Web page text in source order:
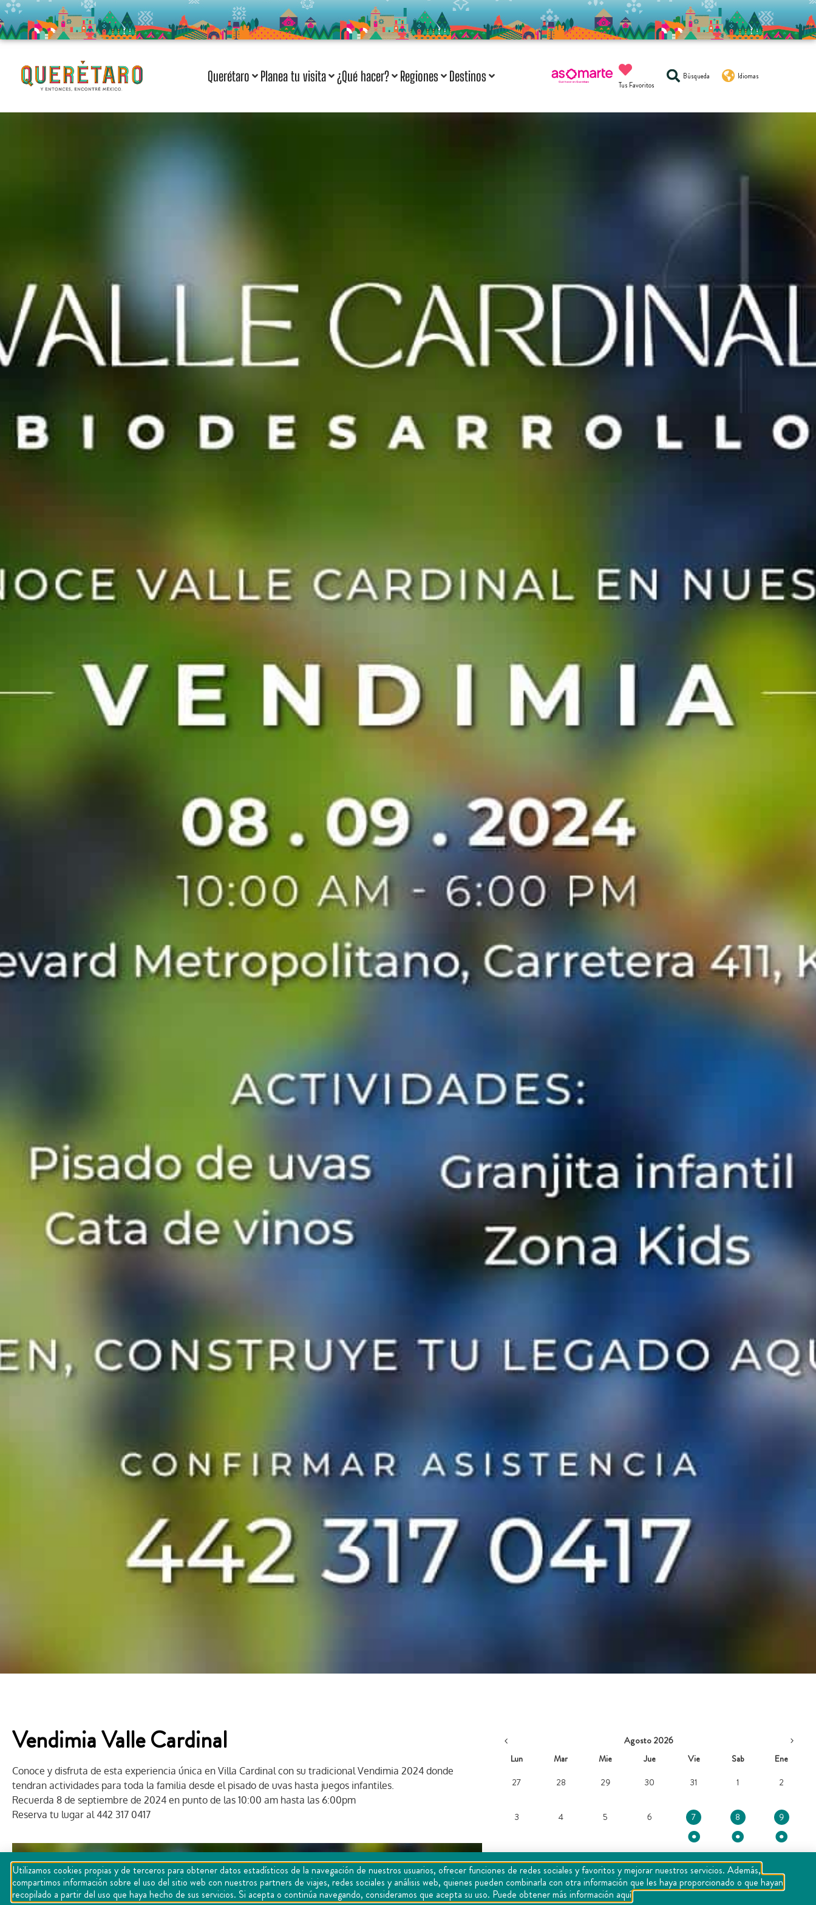
Querétaro Planea tu visita ¿Qué hacer? Regiones Destinos
Tus Favoritos
Búsqueda Idiomas
Vendimia Valle Cardinal
Conoce y disfruta de esta experiencia única en Villa Cardinal con su tradicional Vendimia 2024 donde
tendran actividades para toda la familia desde el pisado de uvas hasta juegos infantiles.
Recuerda 8 de septiembre de 2024 en punto de las 10:00 am hasta las 6:00pm
Reserva tu lugar al 442 317 0417
Agosto 2026
Lun
Mar Mie Jue Vie Sab
Ene
27
28 29 30 31 1 2
3 4 5 6 7 8 9
10 11 12 13 14 15 16
Utilizamos cookies propias y de terceros para obtener datos estadísticos de la navegación de nuestros usuarios, ofrecer funciones de redes sociales y favoritos y mejorar nuestros servicios. Además,
compartimos información sobre el uso del sitio web con nuestros partners de viajes, redes sociales y análisis web, quienes pueden combinarla con otra información que les haya proporcionado o que hayan
recopilado a partir del uso que haya hecho de sus servicios. Si acepta o continúa navegando, consideramos que acepta su uso. Puede obtener más información aquí